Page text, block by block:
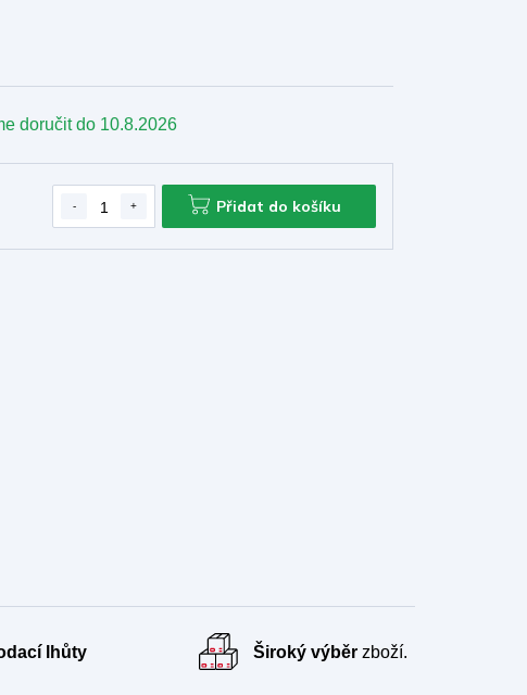
doručit do 10.8.2026
Přidat do košíku
lhůty Široký výběrzboží.